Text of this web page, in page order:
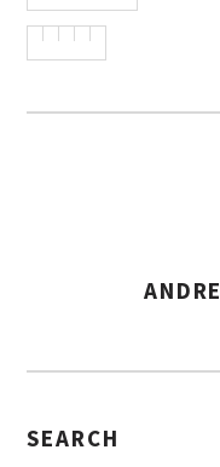
S
G
SEARCH